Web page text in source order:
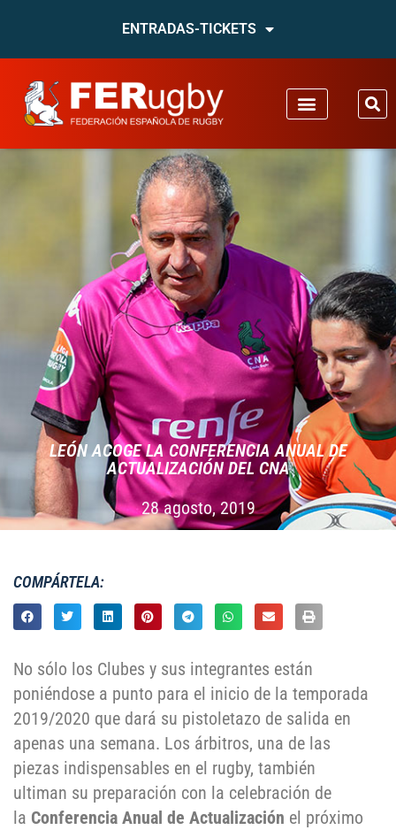
ENTRADAS-TICKETS
LEÓN ACOGE LA CONFERENCIA ANUAL DE
ACTUALIZACIÓN DEL CNA
28 agosto, 2019
COMPÁRTELA:
No sólo los Clubes y sus integrantes están
poniéndose a punto para el inicio de la temporada
2019/2020 que dará su pistoletazo de salida en
apenas una semana. Los árbitros, una de las
piezas indispensables en el rugby, también
ultiman su preparación con la celebración de
la Conferencia Anual de Actualización el próximo